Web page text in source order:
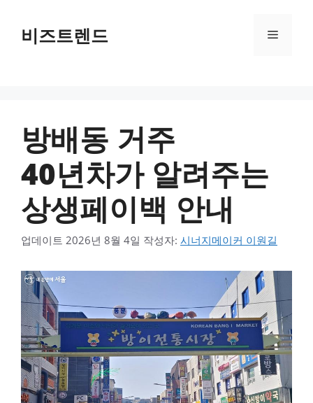
건너뛰기비즈트렌드 메뉴
방배동 거주
40년차가 알려주는
상생페이백 안내
업데이트 2026년 8월 4일 작성자: 시너지메이커 이원길